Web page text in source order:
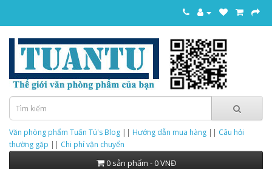
Văn phòng phẩm Tuấn Tú's Blog || Hướng dẫn mua hàng || Câu hỏi
thường gặp || Chi phí vận chuyển
0 sản phẩm - 0 VNĐ